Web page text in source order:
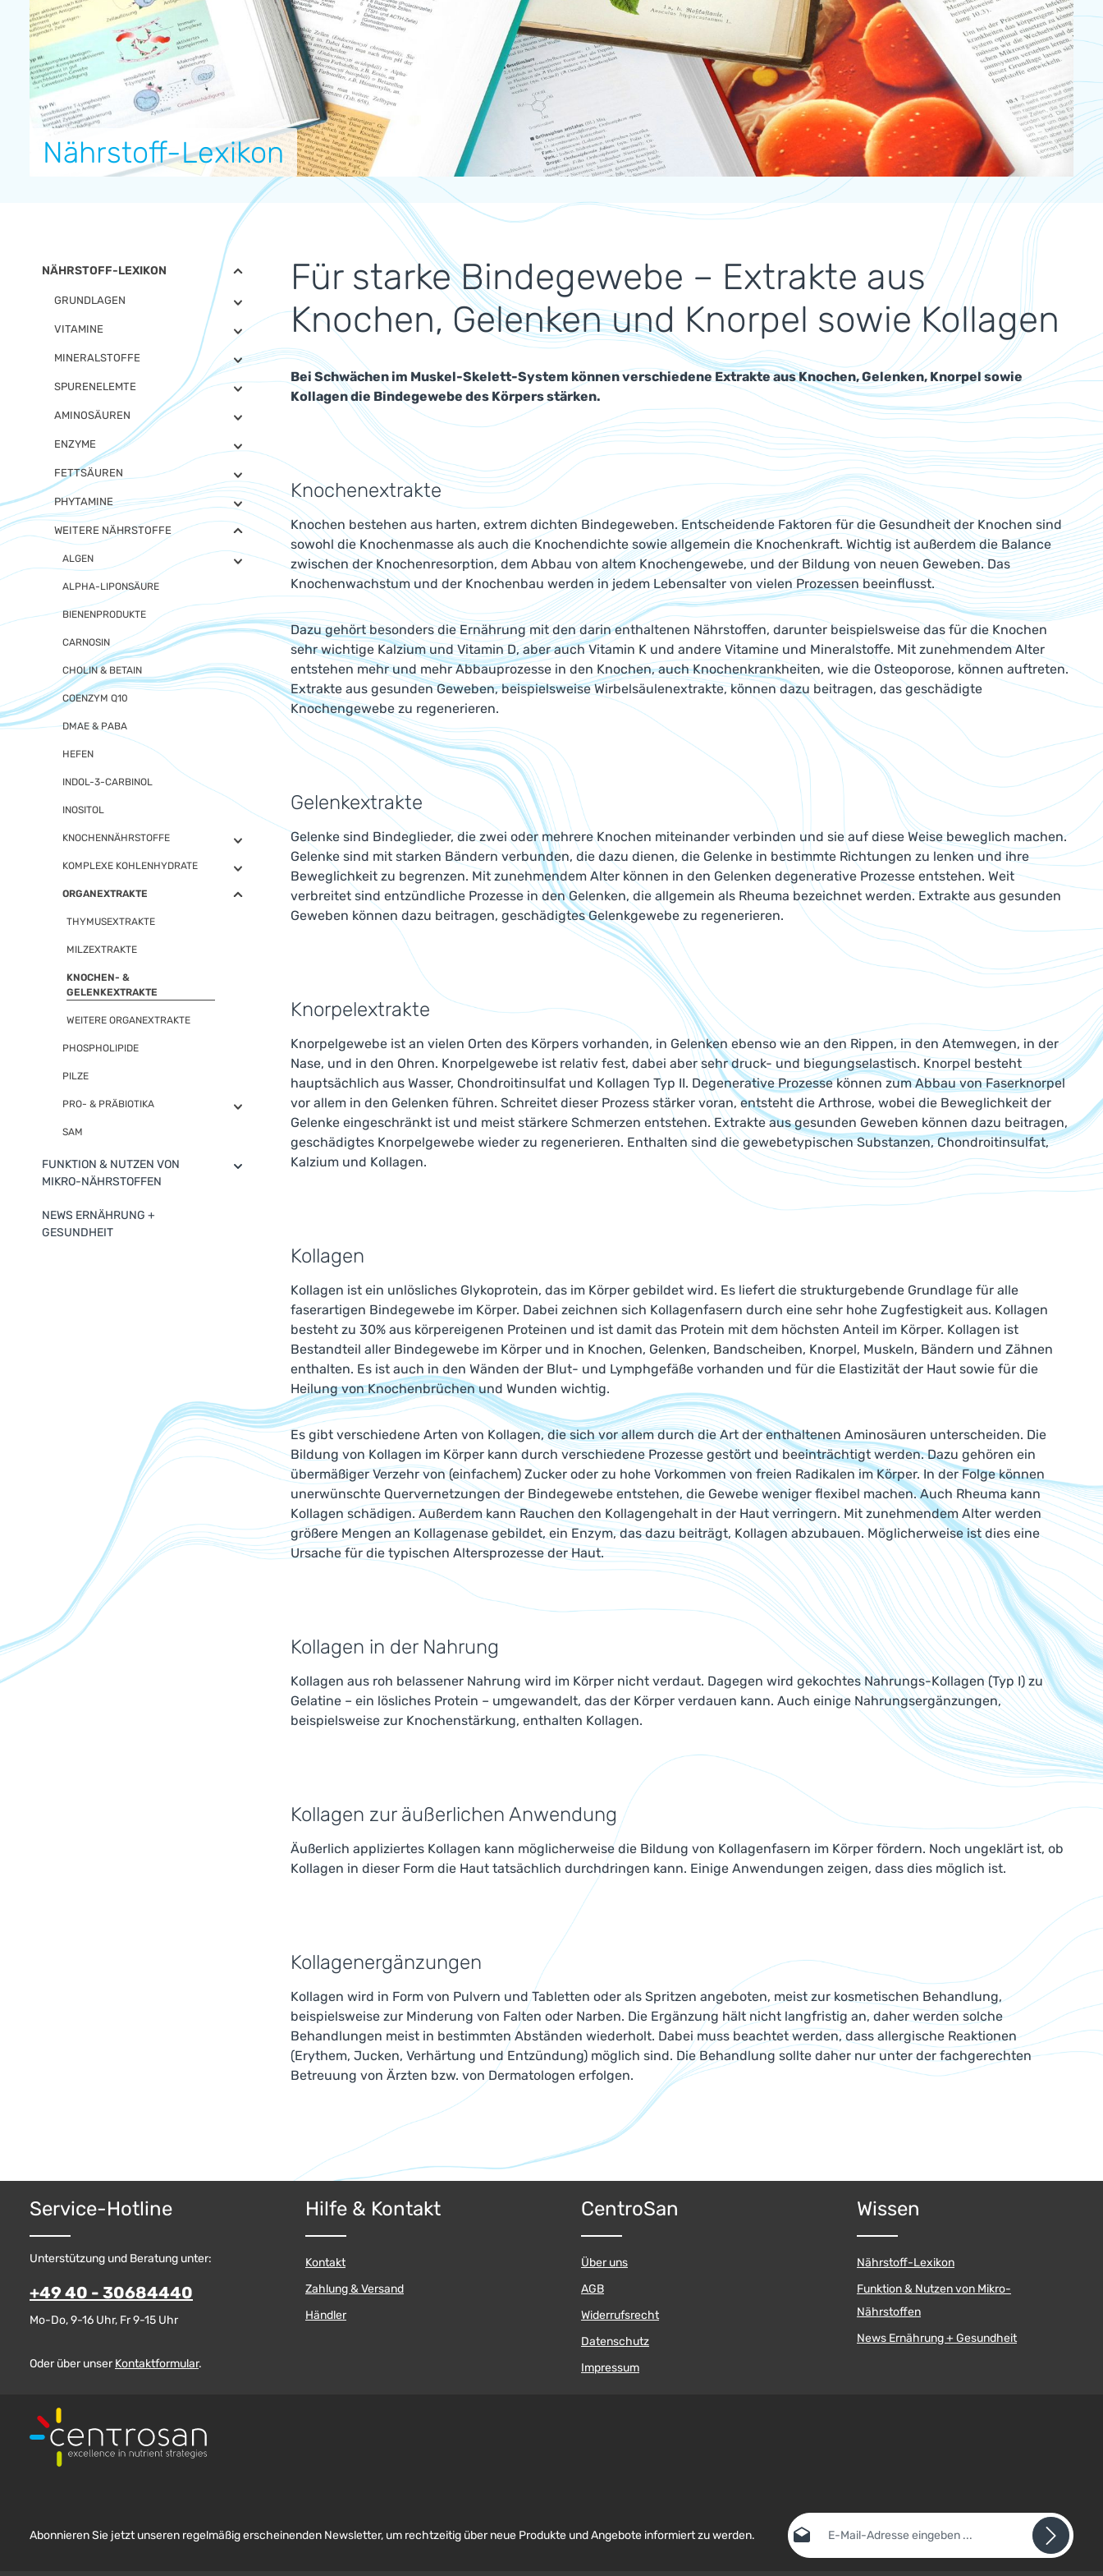
Nährstoff-Lexikon
NÄHRSTOFF-LEXIKON
GRUNDLAGEN
VITAMINE
MINERALSTOFFE
SPURENELEMTE
AMINOSÄUREN
ENZYME
FETTSÄUREN
PHYTAMINE
WEITERE NÄHRSTOFFE
ALGEN
ALPHA-LIPONSÄURE
BIENENPRODUKTE
CARNOSIN
CHOLIN & BETAIN
COENZYM Q10
DMAE & PABA
HEFEN
INDOL-3-CARBINOL
INOSITOL
KNOCHENNÄHRSTOFFE
KOMPLEXE KOHLENHYDRATE
ORGANEXTRAKTE
THYMUSEXTRAKTE
MILZEXTRAKTE
KNOCHEN- &
GELENKEXTRAKTE
WEITERE ORGANEXTRAKTE
PHOSPHOLIPIDE
PILZE
PRO- & PRÄBIOTIKA
SAM
FUNKTION & NUTZEN VON
MIKRO-NÄHRSTOFFEN
NEWS ERNÄHRUNG +
GESUNDHEIT
Für starke Bindegewebe – Extrakte aus
Knochen, Gelenken und Knorpel sowie Kollagen
Bei Schwächen im Muskel-Skelett-System können verschiedene Extrakte aus Knochen, Gelenken, Knorpel sowie
Kollagen die Bindegewebe des Körpers stärken.
Knochenextrakte
Knochen bestehen aus harten, extrem dichten Bindegeweben. Entscheidende Faktoren für die Gesundheit der Knochen sind
sowohl die Knochenmasse als auch die Knochendichte sowie allgemein die Knochenkraft. Wichtig ist außerdem die Balance
zwischen der Knochenresorption, dem Abbau von altem Knochengewebe, und der Bildung von neuen Geweben. Das
Knochenwachstum und der Knochenbau werden in jedem Lebensalter von vielen Prozessen beeinflusst.
Dazu gehört besonders die Ernährung mit den darin enthaltenen Nährstoffen, darunter beispielsweise das für die Knochen
sehr wichtige Kalzium und Vitamin D, aber auch Vitamin K und andere Vitamine und Mineralstoffe. Mit zunehmendem Alter
entstehen mehr und mehr Abbauprozesse in den Knochen, auch Knochenkrankheiten, wie die Osteoporose, können auftreten.
Extrakte aus gesunden Geweben, beispielsweise Wirbelsäulenextrakte, können dazu beitragen, das geschädigte
Knochengewebe zu regenerieren.
Gelenkextrakte
Gelenke sind Bindeglieder, die zwei oder mehrere Knochen miteinander verbinden und sie auf diese Weise beweglich machen.
Gelenke sind mit starken Bändern verbunden, die dazu dienen, die Gelenke in bestimmte Richtungen zu lenken und ihre
Beweglichkeit zu begrenzen. Mit zunehmendem Alter können in den Gelenken degenerative Prozesse entstehen. Weit
verbreitet sind entzündliche Prozesse in den Gelenken, die allgemein als Rheuma bezeichnet werden. Extrakte aus gesunden
Geweben können dazu beitragen, geschädigtes Gelenkgewebe zu regenerieren.
Knorpelextrakte
Knorpelgewebe ist an vielen Orten des Körpers vorhanden, in Gelenken ebenso wie an den Rippen, in den Atemwegen, in der
Nase, und in den Ohren. Knorpelgewebe ist relativ fest, dabei aber sehr druck- und biegungselastisch. Knorpel besteht
hauptsächlich aus Wasser, Chondroitinsulfat und Kollagen Typ II. Degenerative Prozesse können zum Abbau von Faserknorpel
vor allem in den Gelenken führen. Schreitet dieser Prozess stärker voran, entsteht die Arthrose, wobei die Beweglichkeit der
Gelenke eingeschränkt ist und meist stärkere Schmerzen entstehen. Extrakte aus gesunden Geweben können dazu beitragen,
geschädigtes Knorpelgewebe wieder zu regenerieren. Enthalten sind die gewebetypischen Substanzen, Chondroitinsulfat,
Kalzium und Kollagen.
Kollagen
Kollagen ist ein unlösliches Glykoprotein, das im Körper gebildet wird. Es liefert die strukturgebende Grundlage für alle
faserartigen Bindegewebe im Körper. Dabei zeichnen sich Kollagenfasern durch eine sehr hohe Zugfestigkeit aus. Kollagen
besteht zu 30% aus körpereigenen Proteinen und ist damit das Protein mit dem höchsten Anteil im Körper. Kollagen ist
Bestandteil aller Bindegewebe im Körper und in Knochen, Gelenken, Bandscheiben, Knorpel, Muskeln, Bändern und Zähnen
enthalten. Es ist auch in den Wänden der Blut- und Lymphgefäße vorhanden und für die Elastizität der Haut sowie für die
Heilung von Knochenbrüchen und Wunden wichtig.
Es gibt verschiedene Arten von Kollagen, die sich vor allem durch die Art der enthaltenen Aminosäuren unterscheiden. Die
Bildung von Kollagen im Körper kann durch verschiedene Prozesse gestört und beeinträchtigt werden. Dazu gehören ein
übermäßiger Verzehr von (einfachem) Zucker oder zu hohe Vorkommen von freien Radikalen im Körper. In der Folge können
unerwünschte Quervernetzungen der Bindegewebe entstehen, die Gewebe weniger flexibel machen. Auch Rheuma kann
Kollagen schädigen. Außerdem kann Rauchen den Kollagengehalt in der Haut verringern. Mit zunehmendem Alter werden
größere Mengen an Kollagenase gebildet, ein Enzym, das dazu beiträgt, Kollagen abzubauen. Möglicherweise ist dies eine
Ursache für die typischen Altersprozesse der Haut.
Kollagen in der Nahrung
Kollagen aus roh belassener Nahrung wird im Körper nicht verdaut. Dagegen wird gekochtes Nahrungs-Kollagen (Typ I) zu
Gelatine – ein lösliches Protein – umgewandelt, das der Körper verdauen kann. Auch einige Nahrungsergänzungen,
beispielsweise zur Knochenstärkung, enthalten Kollagen.
Kollagen zur äußerlichen Anwendung
Äußerlich appliziertes Kollagen kann möglicherweise die Bildung von Kollagenfasern im Körper fördern. Noch ungeklärt ist, ob
Kollagen in dieser Form die Haut tatsächlich durchdringen kann. Einige Anwendungen zeigen, dass dies möglich ist.
Kollagenergänzungen
Kollagen wird in Form von Pulvern und Tabletten oder als Spritzen angeboten, meist zur kosmetischen Behandlung,
beispielsweise zur Minderung von Falten oder Narben. Die Ergänzung hält nicht langfristig an, daher werden solche
Behandlungen meist in bestimmten Abständen wiederholt. Dabei muss beachtet werden, dass allergische Reaktionen
(Erythem, Jucken, Verhärtung und Entzündung) möglich sind. Die Behandlung sollte daher nur unter der fachgerechten
Betreuung von Ärzten bzw. von Dermatologen erfolgen.
Service-Hotline
Unterstützung und Beratung unter:
+49 40 - 30684440
Mo-Do, 9-16 Uhr, Fr 9-15 Uhr
Oder über unserKontaktformular.
Hilfe & Kontakt
Kontakt
Zahlung & Versand
Händler
CentroSan
Über uns
AGB
Widerrufsrecht
Datenschutz
Impressum
Wissen
Nährstoff-Lexikon
Funktion & Nutzen von Mikro-
Nährstoffen
News Ernährung + Gesundheit
Abonnieren Sie jetzt unseren regelmäßig erscheinenden Newsletter, um rechtzeitig über neue Produkte und Angebote informiert zu werden.
E-Mail-Adresse*